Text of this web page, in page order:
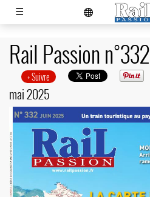
Actualités
Magazines
Boutique
Newsletters
Contacts
Publicité
S'abonner
laviedurail.com
☰
Rail Passion n°332
+ Suivre
mai 2025